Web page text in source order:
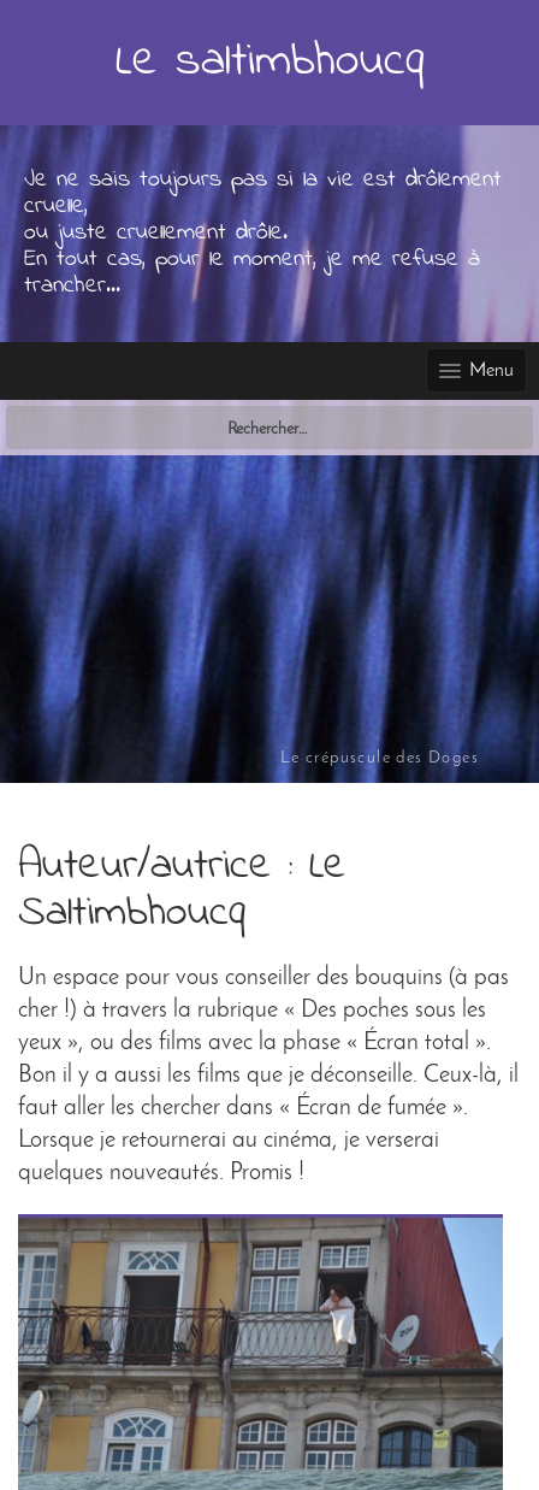
Le crépuscule des Doges
Le saltimbhoucq
Je ne sais toujours pas si la vie est drôlement
cruelle,
ou juste cruellement drôle.
En tout cas, pour le moment, je me refuse à
trancher...
Menu
Auteur/autrice : Le
Saltimbhoucq
Un espace pour vous conseiller des bouquins (à pas
cher !) à travers la rubrique « Des poches sous les
yeux », ou des films avec la phase « Écran total ».
Bon il y a aussi les films que je déconseille. Ceux-là, il
faut aller les chercher dans « Écran de fumée ».
Lorsque je retournerai au cinéma, je verserai
quelques nouveautés. Promis !